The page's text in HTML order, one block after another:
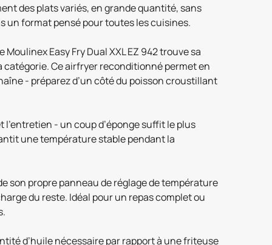
des plats variés, en grande quantité, sans
un format pensé pour toutes les cuisines.
Easy Fry Dual XXL EZ 942 trouve sa
Ce airfryer reconditionné permet en
- préparez d’un côté du poisson croustillant
l’entretien - un coup d’éponge suffit le plus
une température stable pendant la
son propre panneau de réglage de température
du reste. Idéal pour un repas complet ou
d’huile nécessaire par rapport à une friteuse